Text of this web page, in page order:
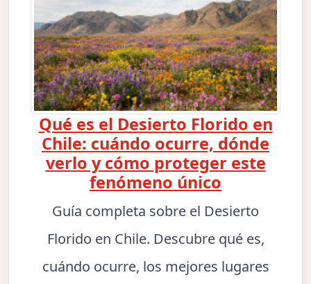
Qué es el Desierto Florido en
Chile: cuándo ocurre, dónde
verlo y cómo proteger este
fenómeno único
Guía completa sobre el Desierto
Florido en Chile. Descubre qué es,
cuándo ocurre, los mejores lugares